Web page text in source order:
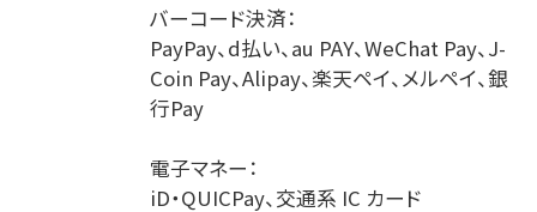
バーコード決済：
PayPay、d払い、au PAY、WeChat Pay、J-
Coin Pay、Alipay、楽天ペイ、メルペイ、銀
行Pay
電子マネー：
iD・QUICPay、交通系 IC カード